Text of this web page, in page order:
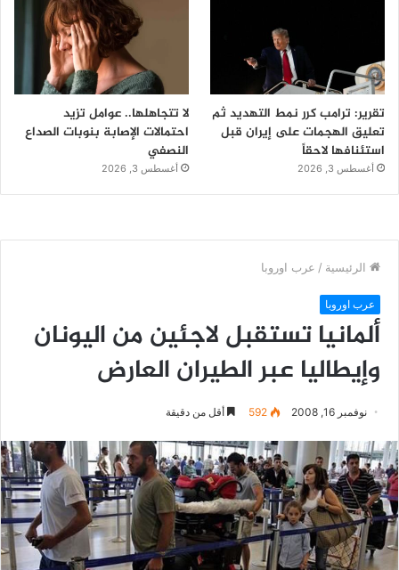
تقرير: ترامب كرر نمط التهديد ثم
تعليق الهجمات على إيران قبل
استئنافها لاحقاً
أغسطس 3, 2026
لا تتجاهلها.. عوامل تزيد
احتمالات الإصابة بنوبات الصداع
النصفي
أغسطس 3, 2026